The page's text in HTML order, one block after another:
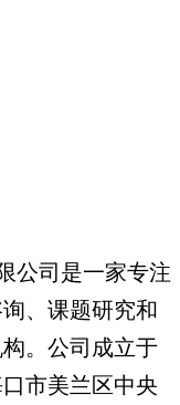
公司是一家专注
、课题研究和
。公司成立于
市美兰区中央